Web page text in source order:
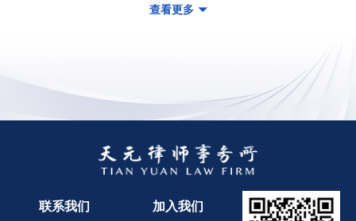
查看更多
联系我们 加入我们